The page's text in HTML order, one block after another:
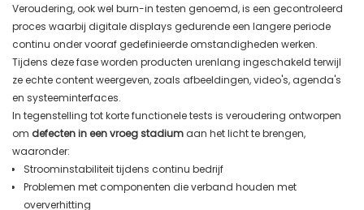
Veroudering, ook wel burn-in testen genoemd, is een gecontroleerd
proces waarbij digitale displays gedurende een langere periode
continu onder vooraf gedefinieerde omstandigheden werken.
Tijdens deze fase worden producten urenlang ingeschakeld terwijl
ze echte content weergeven, zoals afbeeldingen, video's, agenda's
en systeeminterfaces.
In tegenstelling tot korte functionele tests is veroudering ontworpen
om defecten in een vroeg stadium aan het licht te brengen,
waaronder:
Stroominstabiliteit tijdens continu bedrijf
Problemen met componenten die verband houden met
oververhitting